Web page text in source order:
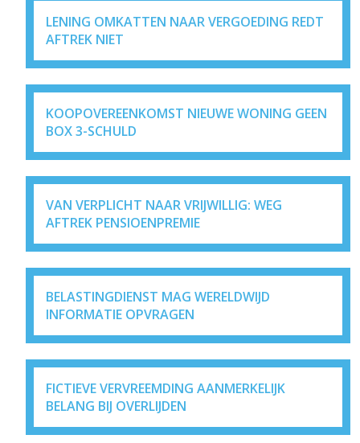
LENING OMKATTEN NAAR VERGOEDING REDT
AFTREK NIET
KOOPOVEREENKOMST NIEUWE WONING GEEN
BOX 3-SCHULD
VAN VERPLICHT NAAR VRIJWILLIG: WEG
AFTREK PENSIOENPREMIE
BELASTINGDIENST MAG WERELDWIJD
INFORMATIE OPVRAGEN
FICTIEVE VERVREEMDING AANMERKELIJK
BELANG BIJ OVERLIJDEN